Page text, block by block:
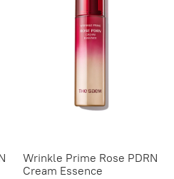
Wrinkle Prime Rose PDRN
Cream Essence